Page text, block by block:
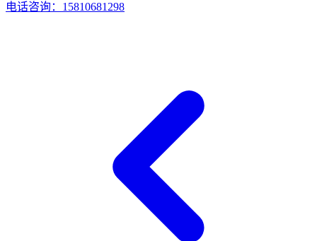
电话咨询：15810681298